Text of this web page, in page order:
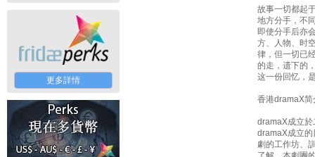
更多詳情
故事一切都起
地方分手，不
即使分手后亦
方、人物、时
律，但一切已
的走，遗下的
这一份回忆，
香港dramaX简
dramaX成立
dramaX成立
劇的工作坊、